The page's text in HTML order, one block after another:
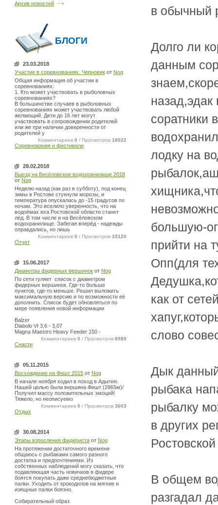
Архив новостей
БЛОГИ
23.03.2018
Участие в соревнованиях. Черновик от Nog
Общая информация об участии в
соревнованиях:
1. Кто может участвовать в рыболовных
соревнованиях?
В большинстве случаев в рыболовных
соревнованиях может участвовать любой
желающий. Дети до 16 лет могут
участвовать в сопровождении родителей
или же при наличии доверенности от
родителей у
Комментариев 0 / Просмотров 18022
Соревнования и фестивали
28.02.2018
Выезд на Весёловское водохранилище 2018
от Nog
Неделю назад (как раз в субботу), под конец
зимы в Ростове стукнули морозы, и
температура опускалась до -15 градусов по
ночам. Это вселило уверенность, что на
водоёмах юга Ростовской области станет
лёд. В том числе и на Весёловском
водохранилище. Забегая вперёд - надежды
оправдались, но лишь
Комментариев 0 / Просмотров 15120
Отчет
15.06.2017
Диаметры фидерных вершинок от Nog
По сети гуляет список с диаметром
фидерных вершинок. Где-то больше
пунктов, где-то меньше. Решил выложить
максимальную версию и по возможности её
дополнить. Список будет обновляться по
мере появления новой информации
Balzer
Diabolo VI 3,6 - 3,07
Magna Maestro Heavy Feeder 150 -
Комментариев 0 / Просмотров 8989
Снасти
05.11.2015
Восхождение на Фишт 2015 от Nog
В начале ноября ходил в поход в Адыгею.
Нашей целью была вершина Фишт (2865м)/
Получил массу положительных эмоций!
Тяжело, но неописуемо
Комментариев 0 / Просмотров 3603
Отдых
30.08.2014
Этапы взросления фидериста от Nog
На протяжении достаточного времени
общаюсь с рыбаками самого разного
достатка и предпочтениями. Из
собственных наблюдений могу сказать, что
подавляющая часть новичков в фидере
боятся покупать даже среднебюджетные
палки. Уходить от крокодилов на мягкие и
изящные палки боязно.
Собирательный образ
в обычный
Долго ли
данным
назад,эдак
соратники
лодку на
большую-
прийти на
Опп(для
как от
слово
Дык
рыбака
рыбалку
в других
В общем
разгадал